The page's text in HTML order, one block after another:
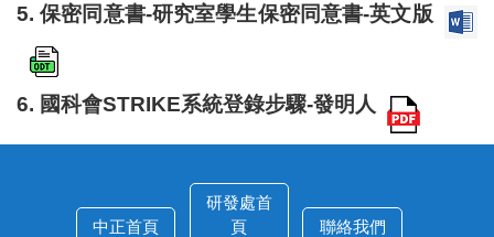
5.保密同意書-研究室學生保密同意書-英文版
6. 國科會STRIKE系統登錄步驟-發明人
中正首頁
研發處首
頁
聯絡我們